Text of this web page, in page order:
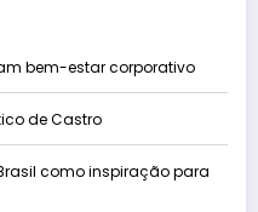
bem-estar corporativo
de Castro
como inspiração para